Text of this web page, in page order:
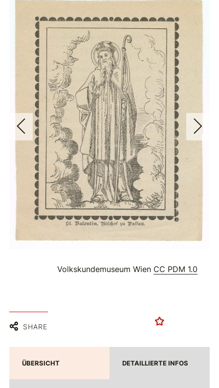
Volkskundemuseum Wien CC PDM 1.0
SHARE
ÜBERSICHT DETAILLIERTE INFOS